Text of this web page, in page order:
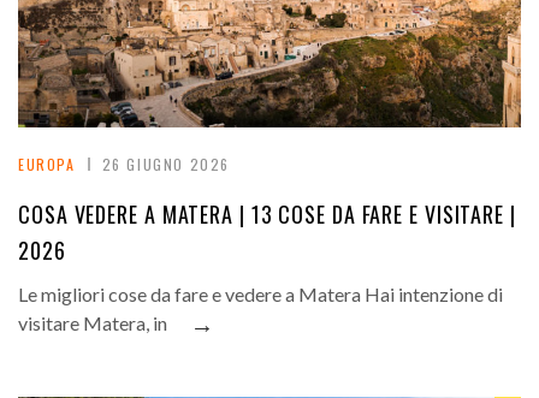
EUROPA 26 GIUGNO 2026
COSA VEDERE A MATERA | 13 COSE DA FARE E VISITARE |
2026
Le migliori cose da fare e vedere a Matera Hai intenzione di
visitare Matera, in
→